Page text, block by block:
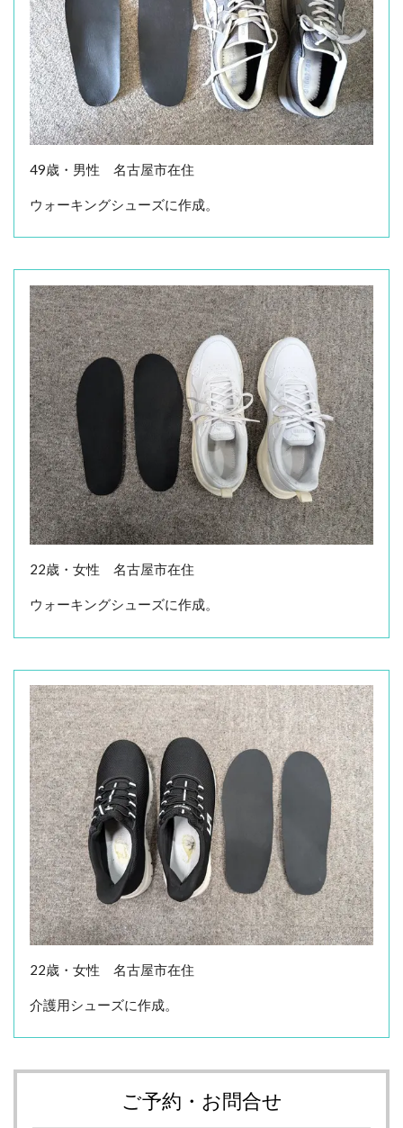
49歳・男性 名古屋市在住
ウォーキングシューズに作成。
22歳・女性 名古屋市在住
ウォーキングシューズに作成。
22歳・女性 名古屋市在住
介護用シューズに作成。
ご予約・お問合せ